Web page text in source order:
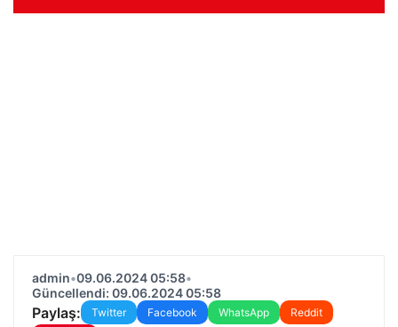
admin•09.06.2024 05:58•
Güncellendi: 09.06.2024 05:58
Paylaş: Twitter Facebook WhatsApp
Reddit